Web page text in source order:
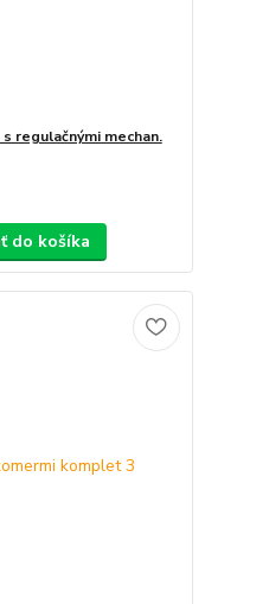
regulačnými mechan.
do košíka